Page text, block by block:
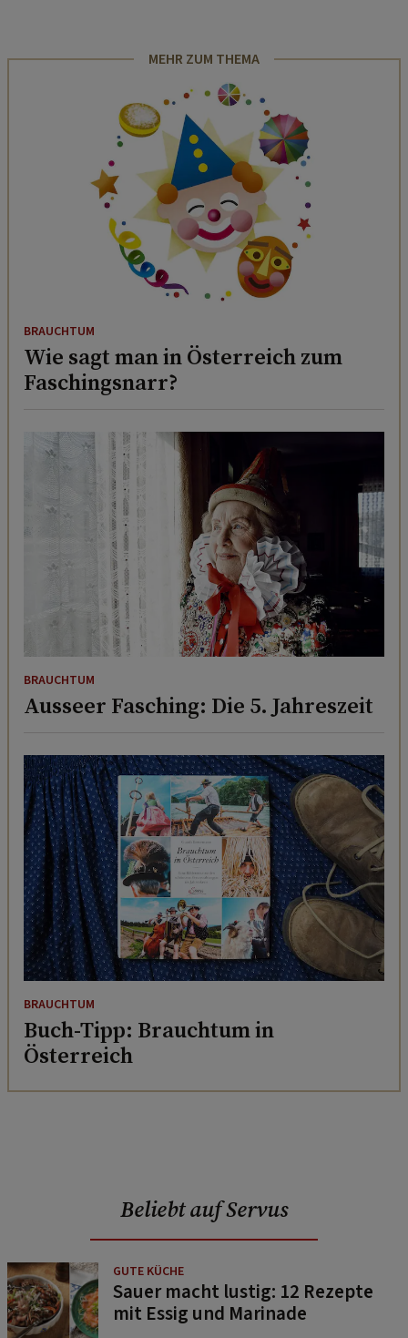
MEHR ZUM THEMA
BRAUCHTUM
Wie sagt man in Österreich zum
Faschingsnarr?
BRAUCHTUM
Ausseer Fasching: Die 5. Jahreszeit
BRAUCHTUM
Buch-Tipp: Brauchtum in
Österreich
Beliebt auf Servus
GUTE KÜCHE
Sauer macht lustig: 12 Rezepte
mit Essig und Marinade